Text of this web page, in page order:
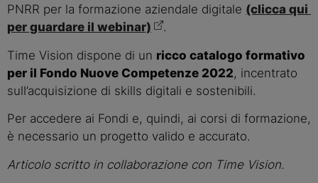
PNRR per la formazione aziendale digitale (clicca qui
per guardare il webinar)
.
Time Vision dispone di un ricco catalogo formativo
per il Fondo Nuove Competenze 2022, incentrato
sull’acquisizione di skills digitali e sostenibili.
Per accedere ai Fondi e, quindi, ai corsi di formazione,
è necessario un progetto valido e accurato.
Articolo scritto in collaborazione con Time Vision.